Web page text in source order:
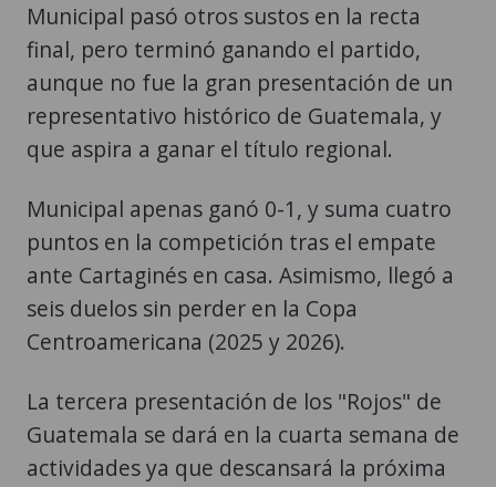
Municipal pasó otros sustos en la recta
final, pero terminó ganando el partido,
aunque no fue la gran presentación de un
representativo histórico de Guatemala, y
que aspira a ganar el título regional.
Municipal apenas ganó 0-1, y suma cuatro
puntos en la competición tras el empate
ante Cartaginés en casa. Asimismo, llegó a
seis duelos sin perder en la Copa
Centroamericana (2025 y 2026).
La tercera presentación de los "Rojos" de
Guatemala se dará en la cuarta semana de
actividades ya que descansará la próxima